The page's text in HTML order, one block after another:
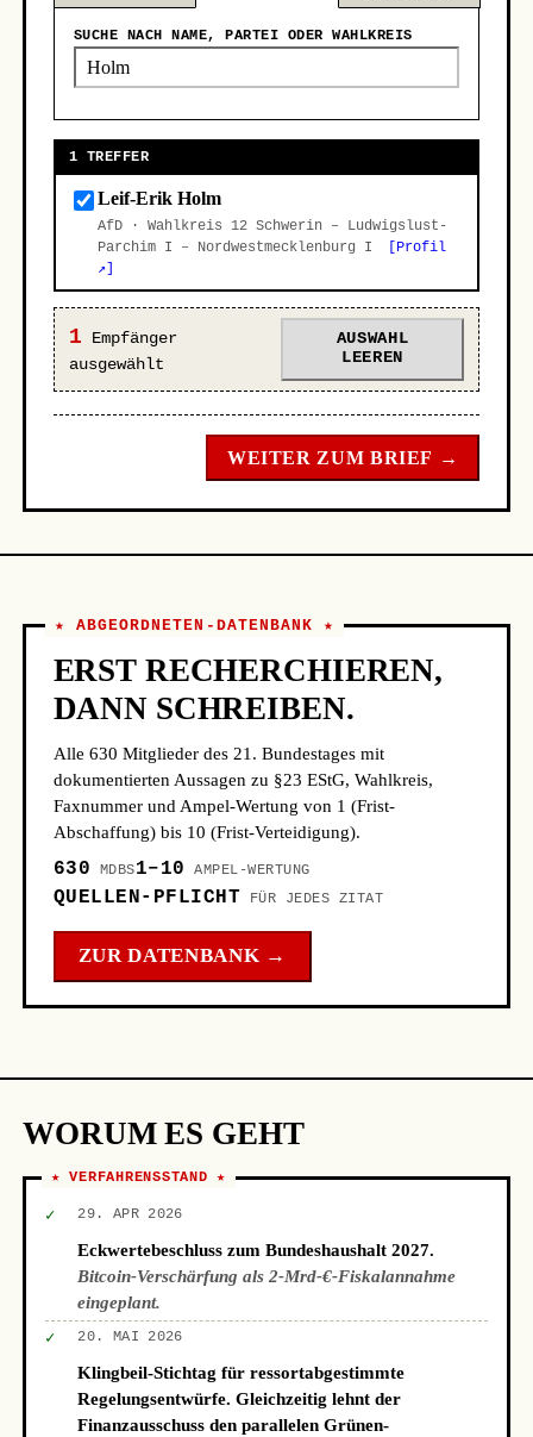
SUCHE NACH NAME, PARTEI ODER WAHLKREIS
1 TREFFER
Leif-Erik Holm
AfD · Wahlkreis 12 Schwerin – Ludwigslust-
Parchim I – Nordwestmecklenburg I
[Profil
↗]
1 Empfänger
ausgewählt
AUSWAHL
LEEREN
WEITER ZUM BRIEF →
★ ABGEORDNETEN-DATENBANK ★
ERST RECHERCHIEREN,
DANN SCHREIBEN.
Alle 630 Mitglieder des 21. Bundestages mit
dokumentierten Aussagen zu §23 EStG, Wahlkreis,
Faxnummer und Ampel-Wertung von 1 (Frist-
Abschaffung) bis 10 (Frist-Verteidigung).
630 MDBS1–10 AMPEL-WERTUNG
QUELLEN-PFLICHT FÜR JEDES ZITAT
ZUR DATENBANK →
WORUM ES GEHT
★ VERFAHRENSSTAND ★
✓ 29. APR 2026
Eckwertebeschluss zum Bundeshaushalt 2027.
Bitcoin-Verschärfung als 2-Mrd-€-Fiskalannahme
eingeplant.
✓ 20. MAI 2026
Klingbeil-Stichtag für ressortabgestimmte
Regelungsentwürfe. Gleichzeitig lehnt der
Finanzausschuss den parallelen Grünen-